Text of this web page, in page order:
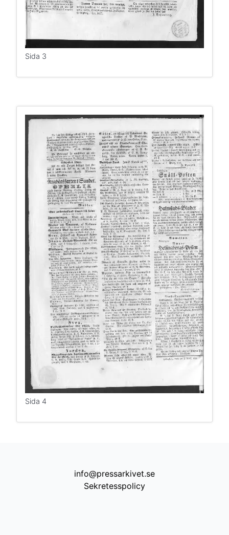
Sida 3
Sida 4
info@pressarkivet.se
Sekretesspolicy